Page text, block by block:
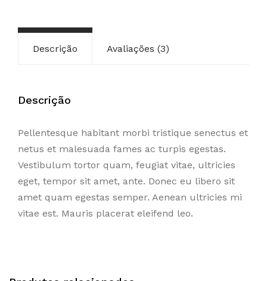
Descrição Avaliações (3)
Descrição
Pellentesque habitant morbi tristique senectus et
netus et malesuada fames ac turpis egestas.
Vestibulum tortor quam, feugiat vitae, ultricies
eget, tempor sit amet, ante. Donec eu libero sit
amet quam egestas semper. Aenean ultricies mi
vitae est. Mauris placerat eleifend leo.